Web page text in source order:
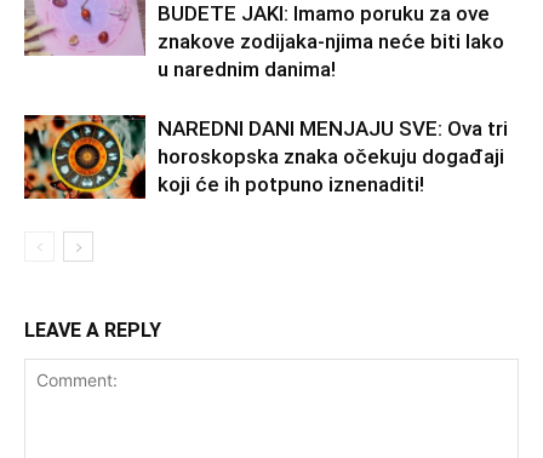
BUDETE JAKI: Imamo poruku za ove
znakove zodijaka-njima neće biti lako
u narednim danima!
NAREDNI DANI MENJAJU SVE: Ova tri
horoskopska znaka očekuju događaji
koji će ih potpuno iznenaditi!
LEAVE A REPLY